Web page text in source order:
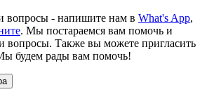
вопросы - напишите нам в What's App,
. Мы постараемся вам помочь и
вопросы. Также вы можете пригласить
будем рады вам помочь!